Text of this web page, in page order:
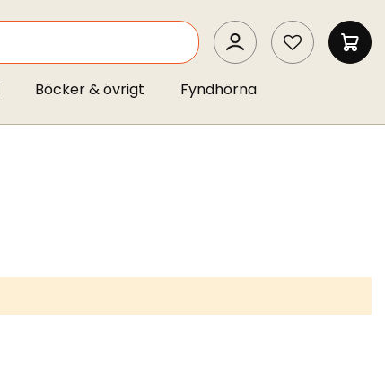
SEARCH
MIN
Böcker & övrigt Fyndhörna